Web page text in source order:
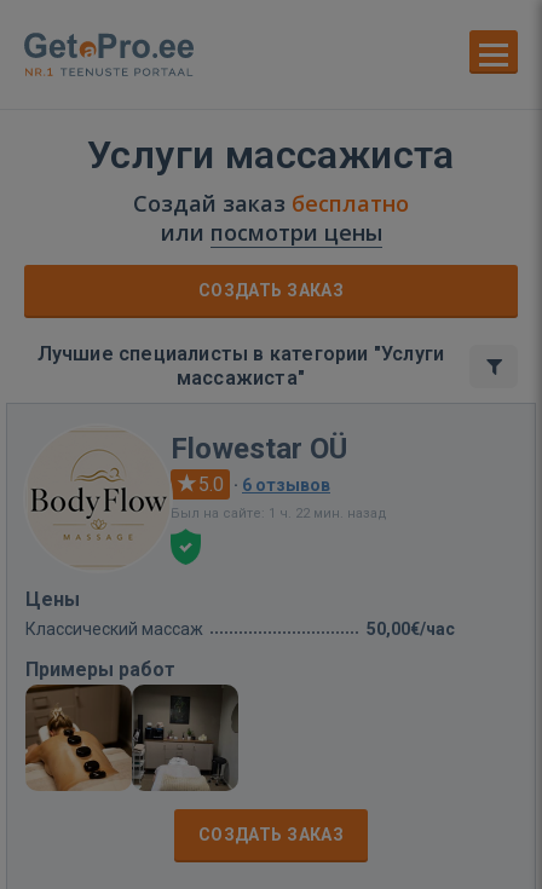
Услуги массажиста
Создай заказ бесплатно
или посмотри цены
СОЗДАТЬ ЗАКАЗ
Лучшие специалисты в категории "Услуги
массажиста"
Flowestar OÜ
5.0 · 6 отзывов
Был на сайте: 1 ч. 22 мин. назад
Цены
Классический массаж 50,00€/час
Примеры работ
СОЗДАТЬ ЗАКАЗ